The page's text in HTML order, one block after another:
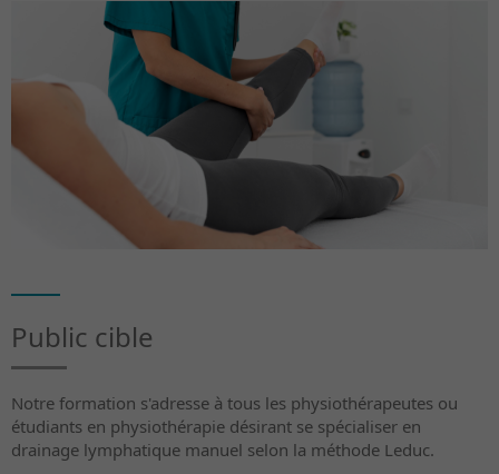
Public cible
Notre formation s'adresse à tous les physiothérapeutes ou
étudiants en physiothérapie désirant se spécialiser en
drainage lymphatique manuel selon la méthode Leduc.